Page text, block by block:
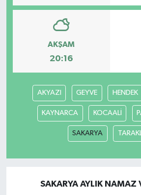
AKŞAM
20:16
AKYAZI GEYVE HENDEK
KAYNARCA KOCAALİ
SAKARYA
SAKARYA AYLIK NAMAZ